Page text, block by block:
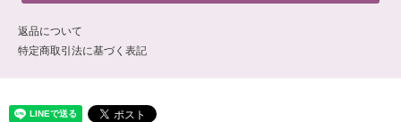
返品について
特定商取引法に基づく表記